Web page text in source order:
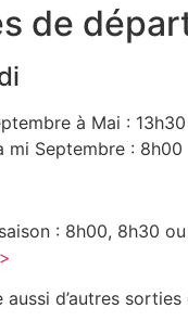
de
à Mai : 13h30
mi Septembre : 8h00
: 8h00, 8h30
d’autres